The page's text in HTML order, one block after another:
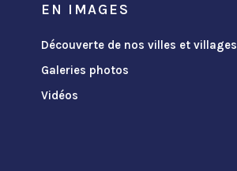
EN IMAGES
Découverte de nos villes et villages
Galeries photos
Vidéos